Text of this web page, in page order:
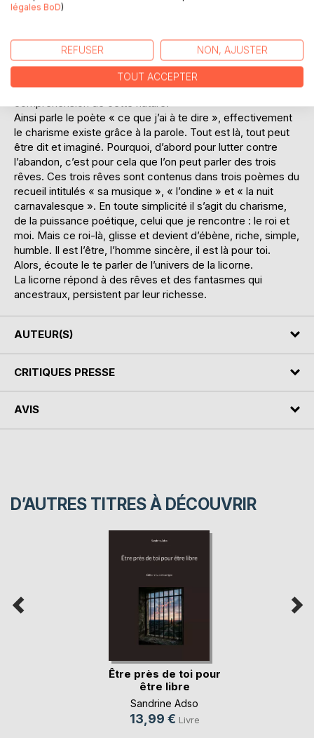
et nourrit l’âme. Une Nature « d’amour ».
modifièrent le cours de son existence pour toujours, le feu
et tout l’univers merveilleux qui lui donne ce charisme qui
fait de lui, un créateur, un auteur : l’imaginaire existe et
donne à l’homme tout son charisme, qui permet la
compréhension de cette nature.
Ainsi parle le poète « ce que j’ai à te dire », effectivement
le charisme existe grâce à la parole. Tout est là, tout peut
être dit et imaginé. Pourquoi, d’abord pour lutter contre
l’abandon, c’est pour cela que l’on peut parler des trois
rêves. Ces trois rêves sont contenus dans trois poèmes du
recueil intitulés « sa musique », « l’ondine » et « la nuit
carnavalesque ». En toute simplicité il s’agit du charisme,
de la puissance poétique, celui que je rencontre : le roi et
moi. Mais ce roi-là, glisse et devient d’ébène, riche, simple,
humble. Il est l’être, l’homme sincère, il est là pour toi.
Alors, écoute le te parler de l’univers de la licorne.
La licorne répond à des rêves et des fantasmes qui
ancestraux, persistent par leur richesse.
AUTEUR(S)
CRITIQUES PRESSE
AVIS
D’AUTRES TITRES À DÉCOUVRIR
Être près de toi pour
être libre
Sandrine Adso
13,99 € Livre
légales BoD)
REFUSER NON, AJUSTER
TOUT ACCEPTER